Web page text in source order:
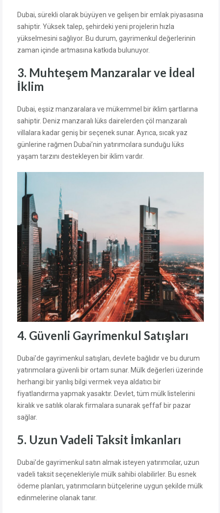
Dubai, sürekli olarak büyüyen ve gelişen bir emlak piyasasına
sahiptir. Yüksek talep, şehirdeki yeni projelerin hızla
yükselmesini sağlıyor. Bu durum, gayrimenkul değerlerinin
zaman içinde artmasına katkıda bulunuyor.
3. Muhteşem Manzaralar ve İdeal
İklim
Dubai, eşsiz manzaralara ve mükemmel bir iklim şartlarına
sahiptir. Deniz manzaralı lüks dairelerden çöl manzaralı
villalara kadar geniş bir seçenek sunar. Ayrıca, sıcak yaz
günlerine rağmen Dubai’nin yatırımcılara sunduğu lüks
yaşam tarzını destekleyen bir iklim vardır.
4. Güvenli Gayrimenkul Satışları
Dubai’de gayrimenkul satışları, devlete bağlıdır ve bu durum
yatırımcılara güvenli bir ortam sunar. Mülk değerleri üzerinde
herhangi bir yanlış bilgi vermek veya aldatıcı bir
fiyatlandırma yapmak yasaktır. Devlet, tüm mülk listelerini
kiralık ve satılık olarak firmalara sunarak şeffaf bir pazar
sağlar.
5. Uzun Vadeli Taksit İmkanları
Dubai’de gayrimenkul satın almak isteyen yatırımcılar, uzun
vadeli taksit seçenekleriyle mülk sahibi olabilirler. Bu esnek
ödeme planları, yatırımcıların bütçelerine uygun şekilde mülk
edinmelerine olanak tanır.